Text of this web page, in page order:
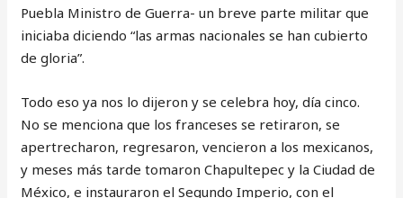
Puebla Ministro de Guerra- un breve parte militar que
iniciaba diciendo “las armas nacionales se han cubierto
de gloria”.
Todo eso ya nos lo dijeron y se celebra hoy, día cinco.
No se menciona que los franceses se retiraron, se
apertrecharon, regresaron, vencieron a los mexicanos,
y meses más tarde tomaron Chapultepec y la Ciudad de
México, e instauraron el Segundo Imperio, con el